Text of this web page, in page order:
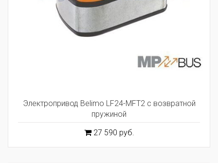
Электропривод Belimo LF24-MFT2 с возвратной
пружиной
27 590 руб.